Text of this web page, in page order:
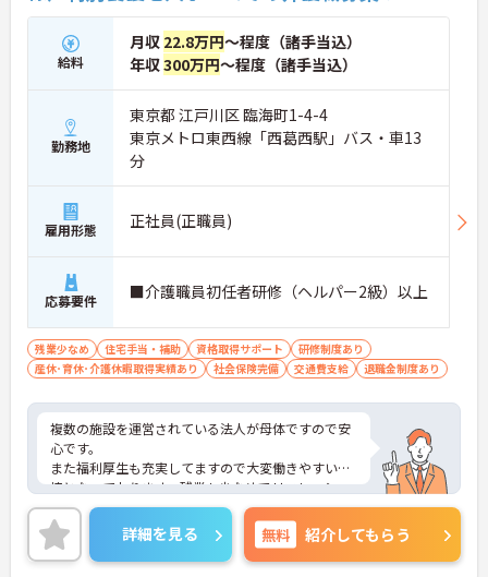
給料
月収 22.8万円～程度（諸手当込）
年収300万円～程度（諸手当込）
勤務地
東京都 江戸川区 臨海町1-4-4
東京メトロ東西線「西葛西駅」バス・車13
分
雇用形態 正社員(正職員)
応募要件 ■介護職員初任者研修（ヘルパー2級）以上
残業少なめ 住宅手当・補助 資格取得サポート
研修制度あり
産休･育休･介護休暇取得実績あり
社会保険完備 交通費支給 退職金制度あり
複数の施設を運営されている法人が母体ですので安
心です。
また福利厚生も充実してますので大変働きやすい環
境となっております。残業も少なめでリフレッシュ
休暇もございます。
ご興味のあるかたには面接対策ポイントなどさらに
詳細をお話いたしますので、お気軽にご相談くださ
い。
詳細を見る 無料 紹介してもらう